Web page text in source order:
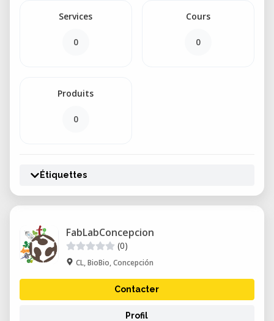
Services
0
Cours
0
Produits
0
Étiquettes
FabLabConcepcion
(0)
CL, BioBio, Concepción
Contacter
Profil